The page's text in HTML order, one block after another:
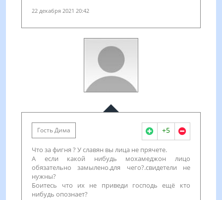
22 декабря 2021 20:42
Гость Дима +5
Что за фигня ? У славян вы лица не прячете.
А если какой нибудь мохамеджон лицо
обязательно замылено.для чего?.свидетели не
нужны?
Боитесь что их не приведи господь ещё кто
нибудь опознает?